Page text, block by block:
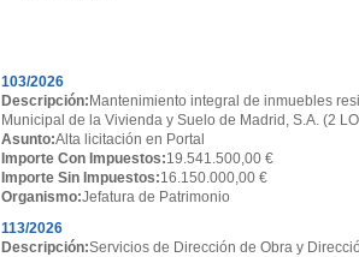
103/2026
Descripción: Mantenimiento integral de inmuebles
Municipal de la Vivienda y Suelo de Madrid, S.A. (2
Asunto:Alta licitación en Portal
Importe Con Impuestos:19.541.500,00 €
Importe Sin Impuestos:16.150.000,00 €
Organismo:Jefatura de Patrimonio
113/2026
Descripción:Servicios de Dirección de Obra y